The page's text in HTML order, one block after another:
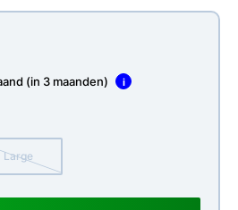
(in 3 maanden) i
Large